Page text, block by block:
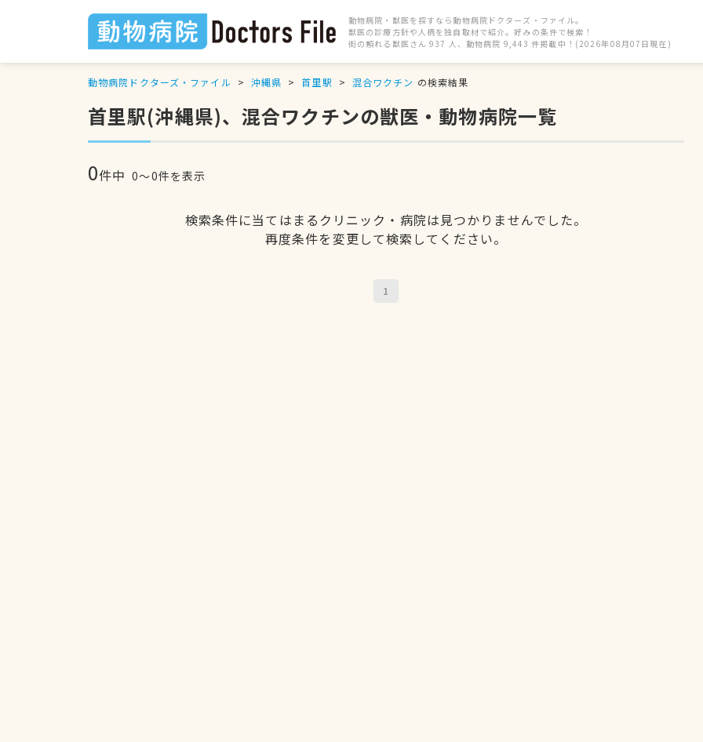
動物病院・獣医を探すなら動物病院ドクターズ・ファイル。
獣医の診療方針や人柄を独自取材で紹介。好みの条件で検索！
街の頼れる獣医さん 937 人、動物病院 9,443 件掲載中！(2026年08月07日現在)
動物病院ドクターズ・ファイル 沖縄県 首里駅 混合ワクチン の検索結果
首里駅(沖縄県)、混合ワクチンの獣医・動物病院一覧
0件中 0〜0件を表示
検索条件に当てはまるクリニック・病院は見つかりませんでした。
再度条件を変更して検索してください。
1